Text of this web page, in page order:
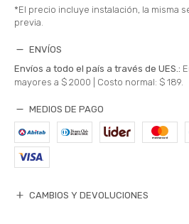
*El precio incluye instalación, la misma
previa.
ENVÍOS
Envíos a todo el país a través de UES.:
mayores a $ 2000 | Costo normal: $ 189.
MEDIOS DE PAGO
CAMBIOS Y DEVOLUCIONES